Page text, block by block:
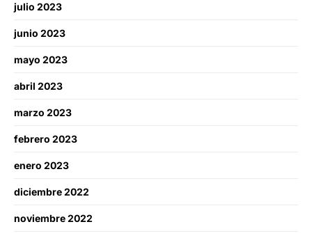
julio 2023
junio 2023
mayo 2023
abril 2023
marzo 2023
febrero 2023
enero 2023
diciembre 2022
noviembre 2022